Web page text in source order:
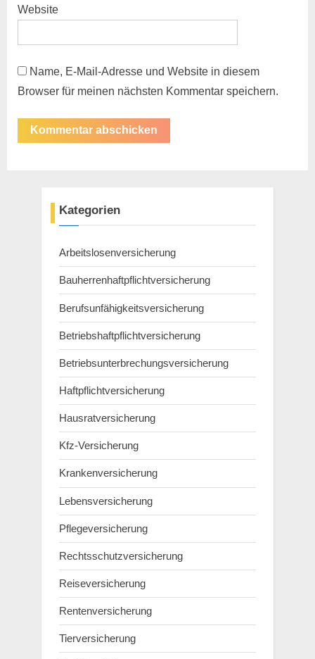
Website
Name, E-Mail-Adresse und Website in diesem
Browser für meinen nächsten Kommentar speichern.
Kategorien
Arbeitslosenversicherung
Bauherrenhaftpflichtversicherung
Berufsunfähigkeitsversicherung
Betriebshaftpflichtversicherung
Betriebsunterbrechungsversicherung
Haftpflichtversicherung
Hausratversicherung
Kfz-Versicherung
Krankenversicherung
Lebensversicherung
Pflegeversicherung
Rechtsschutzversicherung
Reiseversicherung
Rentenversicherung
Tierversicherung